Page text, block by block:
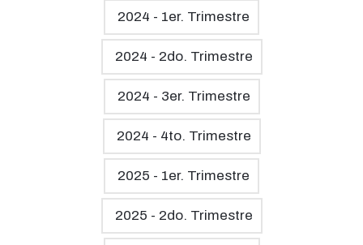
2024 - 1er. Trimestre
2024 - 2do. Trimestre
2024 - 3er. Trimestre
2024 - 4to. Trimestre
2025 - 1er. Trimestre
2025 - 2do. Trimestre